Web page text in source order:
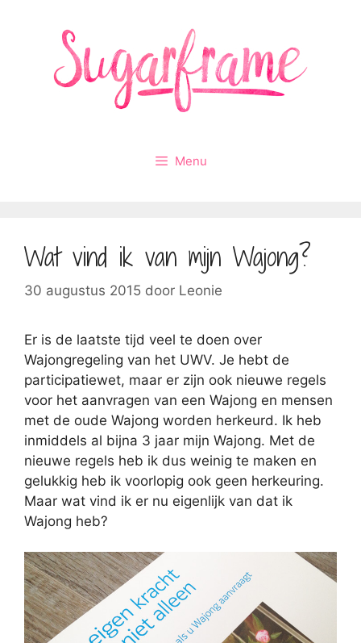
Menu
Wat vind ik van mijn Wajong?
30 augustus 2015 door Leonie
Er is de laatste tijd veel te doen over
Wajongregeling van het UWV. Je hebt de
participatiewet, maar er zijn ook nieuwe regels
voor het aanvragen van een Wajong en mensen
met de oude Wajong worden herkeurd. Ik heb
inmiddels al bijna 3 jaar mijn Wajong. Met de
nieuwe regels heb ik dus weinig te maken en
gelukkig heb ik voorlopig ook geen herkeuring.
Maar wat vind ik er nu eigenlijk van dat ik
Wajong heb?